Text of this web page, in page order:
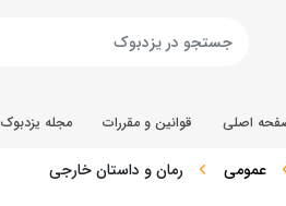
اصلی قوانین و مقررات مجله یزدبوک
عمومی رمان و داستان خارجی